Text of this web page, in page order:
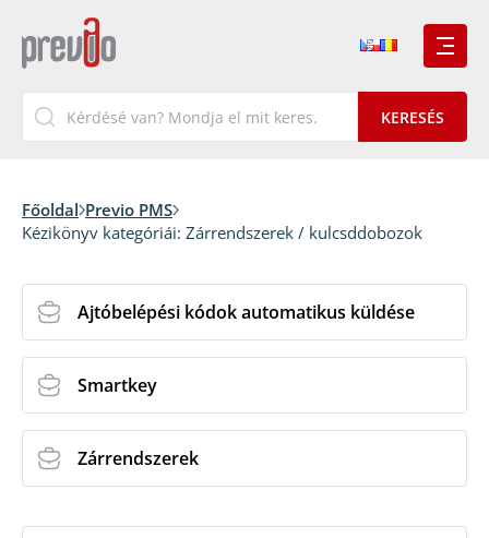
Főoldal Previo PMS
Kézikönyv kategóriái: Zárrendszerek / kulcsddobozok
Ajtóbelépési kódok automatikus küldése
Smartkey
Zárrendszerek